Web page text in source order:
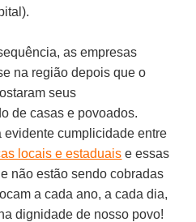
as empresas
na região depois que o
seus
de casas e povoados.
evidente cumplicidade entre
locais e estaduais e essas
não estão sendo cobradas
a cada ano, a cada dia,
dignidade de nosso povo!